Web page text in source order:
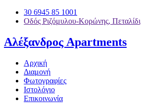
30 6945 85 1001
Οδός Ριζόμυλου-Κορώνης,
Αλέξανδρος Apartments
Αρχική
Διαμονή
Φωτογραφίες
Ιστολόγιο
Επικοινωνία